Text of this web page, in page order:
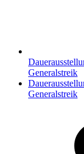
Generalstreik
Nächster
Beitrag:
Generalstreik